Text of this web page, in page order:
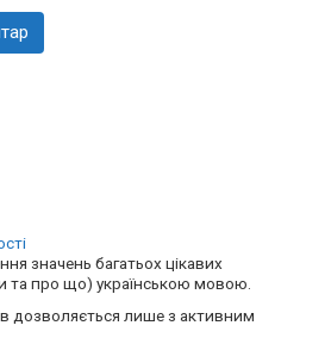
значень багатьох цікавих
та про що) українською мовою.
дозволяється лише з активним